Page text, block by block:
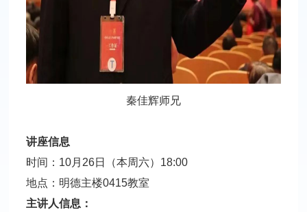
秦佳辉师兄
讲座信息
时间：10月26日（本周六）18:00
地点：明德主楼0415教室
主讲人信息：